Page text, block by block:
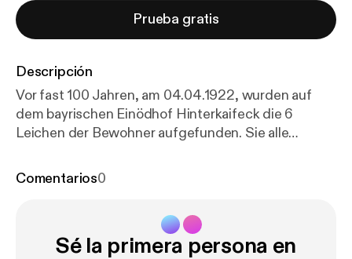
Prueba gratis
Descripción
Vor fast 100 Jahren, am 04.04.1922, wurden auf
dem bayrischen Einödhof Hinterkaifeck die 6
Leichen der Bewohner aufgefunden. Sie alle
jährige Tochter und der 2-jährige Sohn der
Comentarios0
Sé la primera persona en